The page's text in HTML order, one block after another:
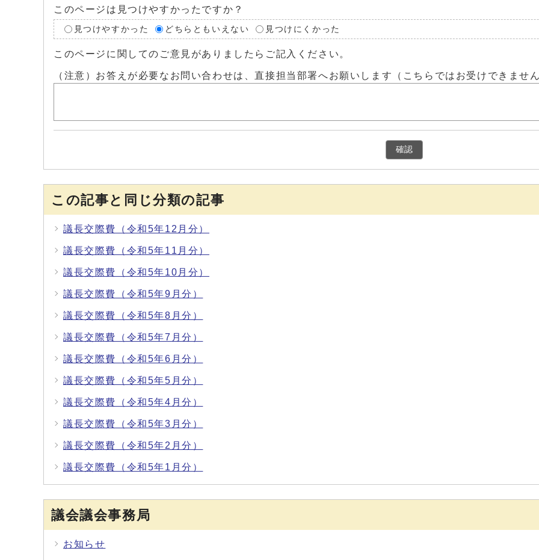
このページは見つけやすかったですか？
見つけやすかった どちらともいえない 見つけにくかった
このページに関してのご意見がありましたらご記入ください。
（注意）お答えが必要なお問い合わせは、直接担当部署へお願いします（こちらではお受けできませ
確認
この記事と同じ分類の記事
議長交際費（令和5年12月分）
議長交際費（令和5年11月分）
議長交際費（令和5年10月分）
議長交際費（令和5年9月分）
議長交際費（令和5年8月分）
議長交際費（令和5年7月分）
議長交際費（令和5年6月分）
議長交際費（令和5年5月分）
議長交際費（令和5年4月分）
議長交際費（令和5年3月分）
議長交際費（令和5年2月分）
議長交際費（令和5年1月分）
議会議会事務局
お知らせ